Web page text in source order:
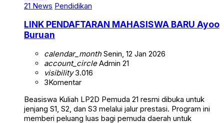
21 News Pendidikan
LINK PENDAFTARAN MAHASISWA BARU Ayoo
Buruan
calendar_monthSenin, 12 Jan 2026
account_circleAdmin 21
visibility3.016
3Komentar
Beasiswa Kuliah LP2D Pemuda 21 resmi dibuka untuk
jenjang S1, S2, dan S3 melalui jalur prestasi. Program ini
memberi peluang luas bagi pemuda daerah untuk